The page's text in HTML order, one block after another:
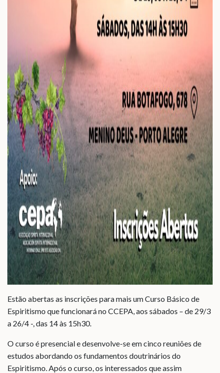
Estão abertas as inscrições para mais um Curso Básico de
Espiritismo que funcionará no CCEPA, aos sábados – de 29/3
a 26/4 -, das 14 às 15h30.
O curso é presencial e desenvolve-se em cinco reuniões de
estudos abordando os fundamentos doutrinários do
Espiritismo. Após o curso, os interessados que assim